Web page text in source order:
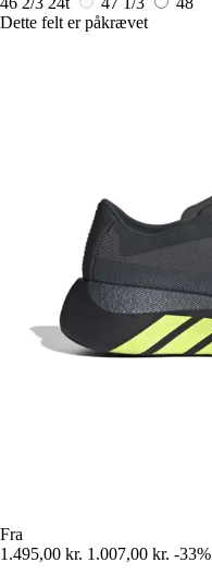
Dette felt er påkrævet
Fra
1.495,00 kr. 1.007,00 kr. -33%